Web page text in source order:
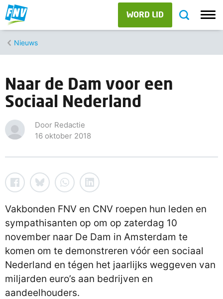
WORD LID
Nieuws
Naar de Dam voor een
Sociaal Nederland
Door Redactie
16 oktober 2018
Vakbonden FNV en CNV roepen hun leden en
sympathisanten op om op zaterdag 10
november naar De Dam in Amsterdam te
komen om te demonstreren vóór een sociaal
Nederland en tégen het jaarlijks weggeven van
miljarden euro’s aan bedrijven en
aandeelhouders.